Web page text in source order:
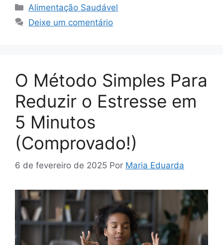
Categorias
Alimentação Saudável
Deixe um comentário
O Método Simples Para
Reduzir o Estresse em
5 Minutos
(Comprovado!)
6 de fevereiro de 2025 Por Maria Eduarda